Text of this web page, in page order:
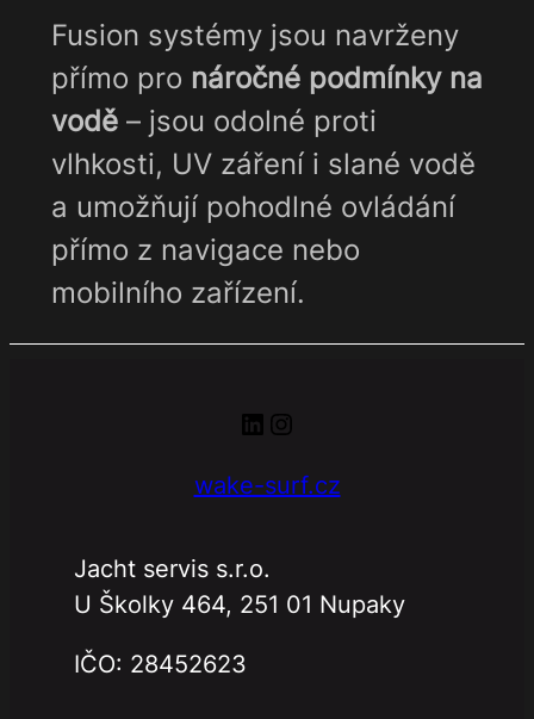
Fusion systémy jsou navrženy
přímo pro náročné podmínky na
vodě– jsou odolné proti
vlhkosti, UV záření i slané vodě
a umožňují pohodlné ovládání
přímo z navigace nebo
mobilního zařízení.
LinkedIn Instagram
wake-surf.cz
Jacht servis s.r.o.
U Školky 464, 251 01 Nupaky
IČO: 28452623